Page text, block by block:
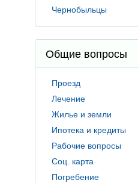
Чернобыльцы
Общие вопросы
Проезд
Лечение
Жилье и земли
Ипотека и кредиты
Рабочие вопросы
Соц. карта
Погребение